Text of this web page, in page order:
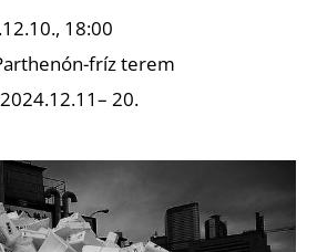
18:00
fríz terem
20.